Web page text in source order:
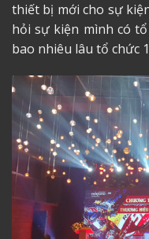
thiết bị mới cho sự
hỏi sự kiện mình có
bao nhiêu lâu tổ chức